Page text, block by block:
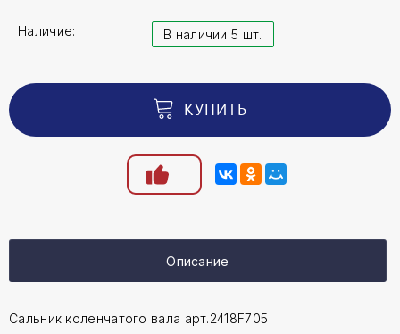
Наличие: В наличии 5 шт.
КУПИТЬ
Описание
Сальник коленчатого вала арт.2418F705